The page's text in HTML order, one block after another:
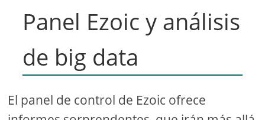
Panel Ezoic y análisis
de big data
El panel de control de Ezoic ofrece